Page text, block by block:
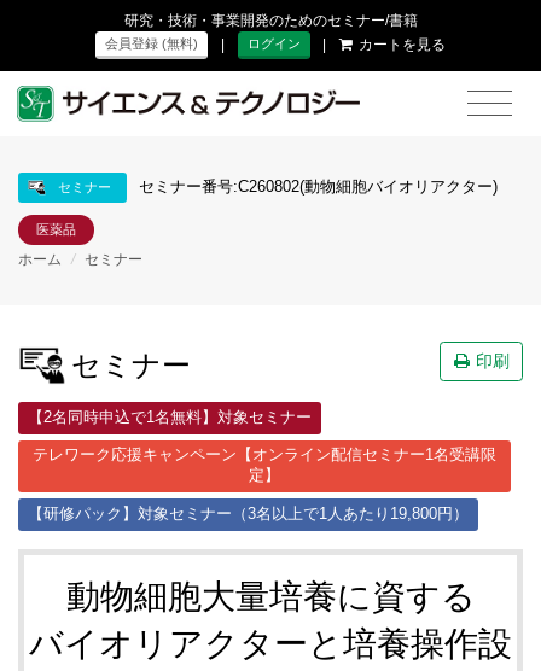
研究・技術・事業開発のためのセミナー/書籍
会員登録 (無料) | ログイン | カートを見る
セミナー セミナー番号:C260802(動物細胞バイオリアクター)
医薬品
ホーム / セミナー
セミナー 印刷
【2名同時申込で1名無料】対象セミナー
テレワーク応援キャンペーン【オンライン配信セミナー1名受講限
定】
【研修パック】対象セミナー（3名以上で1人あたり19,800円）
動物細胞大量培養に資する
バイオリアクターと培養操作設